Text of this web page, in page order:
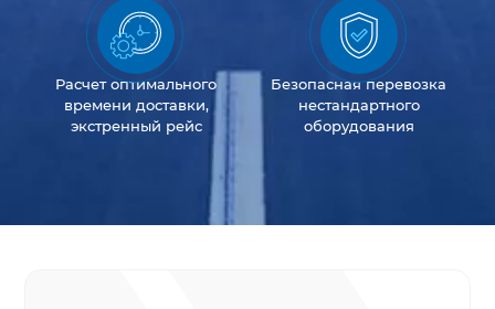
Расчет оптимального
времени доставки,
экстренный рейс
Безопасная перевозка
нестандартного
оборудования